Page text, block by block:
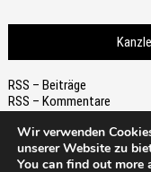
RSS – Beiträge
RSS – Kommentare
Wir verwenden
unserer Website zu
You can find out more